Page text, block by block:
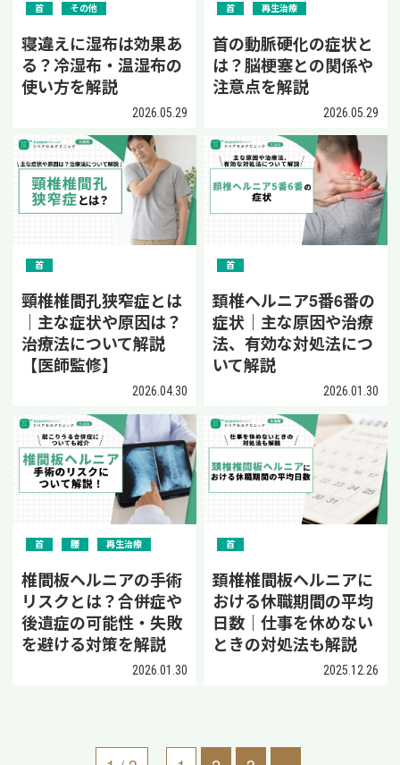
首 その他
寝違えに湿布は効果あ
る？冷湿布・温湿布の
使い方を解説
2026.05.29
首 再生治療
首の動脈硬化の症状と
は？脳梗塞との関係や
注意点を解説
2026.05.29
首
頸椎椎間孔狭窄症とは
｜主な症状や原因は？
治療法について解説
【医師監修】
2026.04.30
首
頚椎ヘルニア5番6番の
症状｜主な原因や治療
法、有効な対処法につ
いて解説
2026.01.30
首 腰 再生治療
椎間板ヘルニアの手術
リスクとは？合併症や
後遺症の可能性・失敗
を避ける対策を解説
2026.01.30
首
頚椎椎間板ヘルニアに
おける休職期間の平均
日数｜仕事を休めない
ときの対処法も解説
2025.12.26